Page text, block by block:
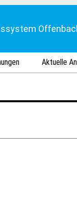
Aktuelle